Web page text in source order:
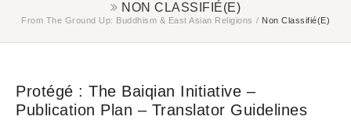
NON CLASSIFIÉ(E)
From The Ground Up: Buddhism & East Asian Religions / Non Classifié(e)
Protégé : The Baiqian Initiative –
Publication Plan – Translator Guidelines